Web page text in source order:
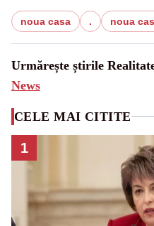
noua casa . noua
Urmărește știrile
News
CELE MAI CITITE
1